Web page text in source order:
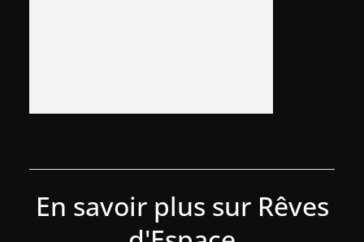
En savoir plus sur Rêves